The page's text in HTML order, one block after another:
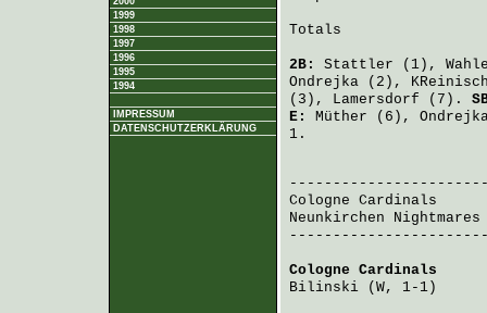
1999
1998
1997
1996
1995
1994
IMPRESSUM
DATENSCHUTZERKLÄRUNG
Totals
2B: Stattler (1),
Ondrejka (2),
(3), Lamersdorf (7).
E: Müther (6),
1.
Cologne Cardinals
Neunkirchen Nightmares
Cologne Cardinals
Bilinski (W, 1-1)